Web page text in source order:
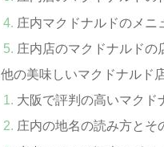
庄内マクドナルドのメニ
庄内店のマクドナルドの
他の美味しいマクドナルド
大阪で評判の高いマクド
庄内の地名の読み方とそ